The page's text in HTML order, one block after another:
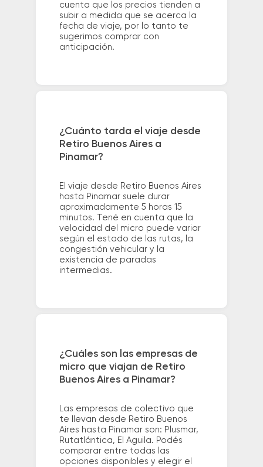
cuenta que los precios tienden a
subir a medida que se acerca la
fecha de viaje, por lo tanto te
sugerimos comprar con
anticipación.
¿Cuánto tarda el viaje desde
Retiro Buenos Aires a
Pinamar?
El viaje desde Retiro Buenos Aires
hasta Pinamar suele durar
aproximadamente 5 horas 15
minutos. Tené en cuenta que la
velocidad del micro puede variar
según el estado de las rutas, la
congestión vehicular y la
existencia de paradas
intermedias.
¿Cuáles son las empresas de
micro que viajan de Retiro
Buenos Aires a Pinamar?
Las empresas de colectivo que
te llevan desde Retiro Buenos
Aires hasta Pinamar son: Plusmar,
Rutatlántica, El Aguila. Podés
comparar entre todas las
opciones disponibles y elegir el